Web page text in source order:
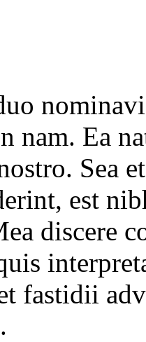
nam. Ea
Sea
est
discere
fastidii